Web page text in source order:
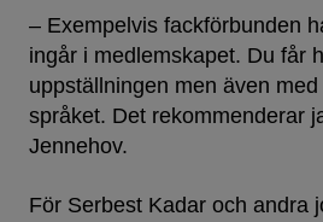
– Exempelvis fackförbunden
ingår i medlemskapet. Du får
uppställningen men även
språket. Det rekommenderar
Jennehov.
För Serbest Kadar och andra